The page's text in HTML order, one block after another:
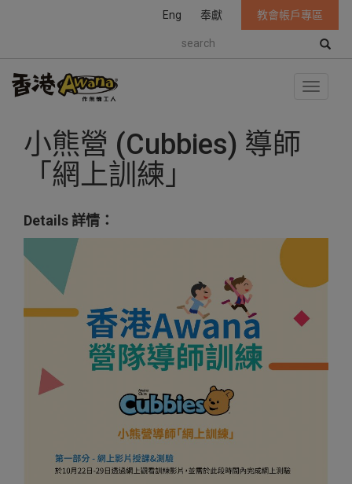
Eng 奉獻
教會帳戶專區
T
小熊營 (Cubbies) 導師
「網上訓練」
Details 詳情：